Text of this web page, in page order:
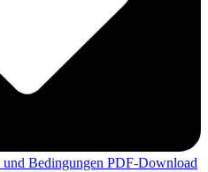
Bedingungen PDF-Download